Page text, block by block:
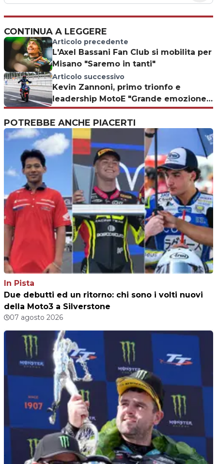
CONTINUA A LEGGERE
Articolo precedente
L'Axel Bassani Fan Club si mobilita per
Misano "Saremo in tanti"
Articolo successivo
Kevin Zannoni, primo trionfo e
leadership MotoE "Grande emozione
e una bella carica"
POTREBBE ANCHE PIACERTI
In Pista
Due debutti ed un ritorno: chi sono i volti nuovi
della Moto3 a Silverstone
07 agosto 2026